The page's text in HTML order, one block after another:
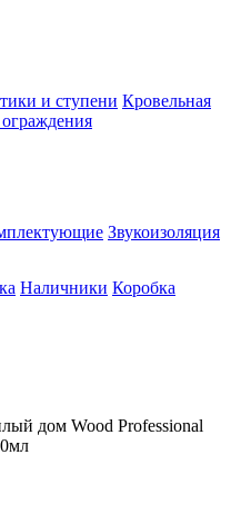
и ступени Кровельная
Звукоизоляция
Наличники Коробка
дом Wood Professional